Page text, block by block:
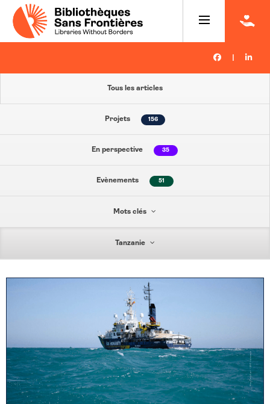
Tous les articles
Projets 156
En perspective 35
Evènements 51
Mots clés
Tanzanie